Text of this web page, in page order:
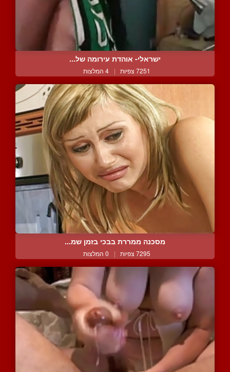
ישראלי- אוהדת עירומה של...
7251 צפיות | 4 המלצות
מסכנה ממררת בבכי בזמן שמ...
7295 צפיות | 0 המלצות